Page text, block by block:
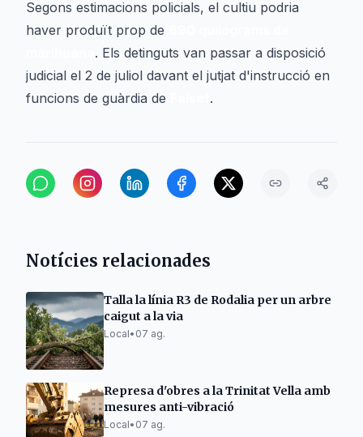
Segons estimacions policials, el cultiu podria
haver produït prop de
. Els detinguts van passar a disposició
judicial el 2 de juliol davant el jutjat d'instrucció en
funcions de guàrdia de
.
Notícies relacionades
Talla la línia R3 de Rodalia per un arbre
caigut a la via
Local• 07 ag.
Represa d'obres a la Trinitat Vella amb
mesures anti-vibració
Local• 07 ag.